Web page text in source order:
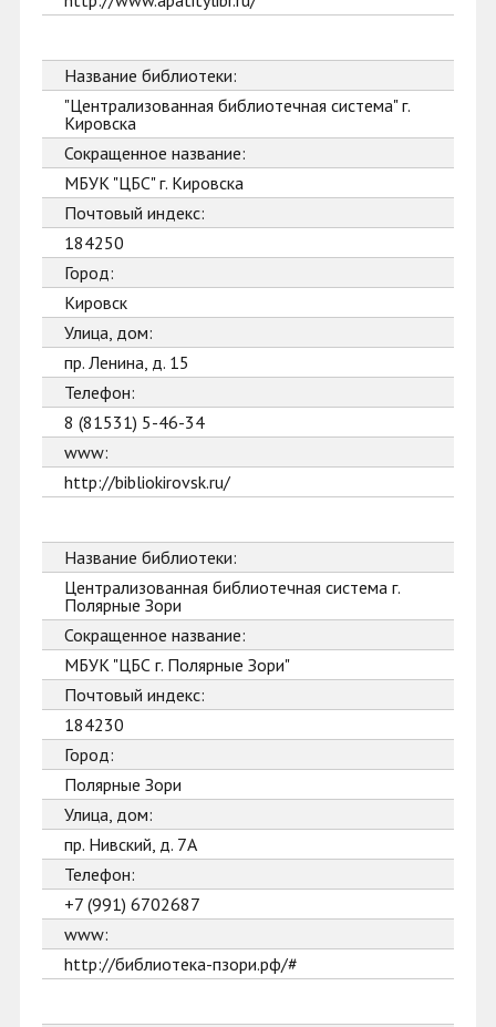
Название библиотеки:
"Централизованная библиотечная система" г.
Кировска
Сокращенное название:
МБУК "ЦБС" г. Кировска
Почтовый индекс:
184250
Город:
Кировск
Улица, дом:
пр. Ленина, д. 15
Телефон:
8 (81531) 5-46-34
www:
http://bibliokirovsk.ru/
Название библиотеки:
Централизованная библиотечная система г.
Полярные Зори
Сокращенное название:
МБУК "ЦБС г. Полярные Зори"
Почтовый индекс:
184230
Город:
Полярные Зори
Улица, дом:
пр. Нивский, д. 7А
Телефон:
+7 (991) 6702687
www:
http://библиотека-пзори.рф/#